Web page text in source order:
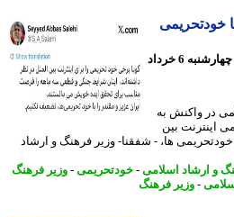
74 روز پیش - چهارشنبه 6 خرداد
واکنش به
بین
ها، - شفقنا- وزیر فرهنگ و ارشاد
اسلامی-خودتحریمی -وزیر فرهنگ
-وزیر فرهنگ